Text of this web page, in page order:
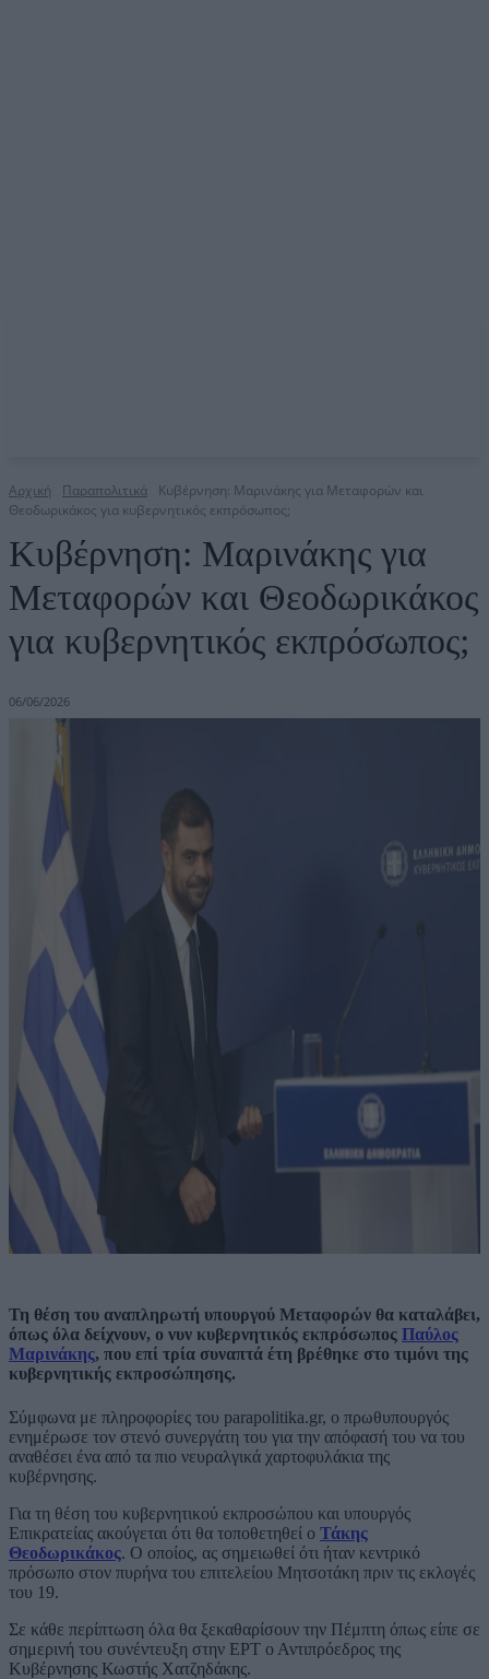
Αρχική Παραπολιτικά
Κυβέρνηση: Μαρινάκης για Μεταφορών και
Θεοδωρικάκος για κυβερνητικός εκπρόσωπος;
Κυβέρνηση: Μαρινάκης για
Μεταφορών και Θεοδωρικάκος
για κυβερνητικός εκπρόσωπος;
06/06/2026
Τη θέση του αναπληρωτή υπουργού Μεταφορών θα καταλάβει,
όπως όλα δείχνουν, ο νυν κυβερνητικός εκπρόσωπος Παύλος
Μαρινάκης, που επί τρία συναπτά έτη βρέθηκε στο τιμόνι της
κυβερνητικής εκπροσώπησης.
Σύμφωνα με πληροφορίες του parapolitika.gr, ο πρωθυπουργός
ενημέρωσε τον στενό συνεργάτη του για την απόφασή του να του
αναθέσει ένα από τα πιο νευραλγικά χαρτοφυλάκια της
κυβέρνησης.
Για τη θέση του κυβερνητικού εκπροσώπου και υπουργός
Επικρατείας ακούγεται ότι θα τοποθετηθεί ο Τάκης
Θεοδωρικάκος. Ο οποίος, ας σημειωθεί ότι ήταν κεντρικό
πρόσωπο στον πυρήνα του επιτελείου Μητσοτάκη πριν τις εκλογές
του 19.
Σε κάθε περίπτωση όλα θα ξεκαθαρίσουν την Πέμπτη όπως είπε σε
σημερινή του συνέντευξη στην ΕΡΤ ο Αντιπρόεδρος της
Κυβέρνησης Κωστής Χατζηδάκης.